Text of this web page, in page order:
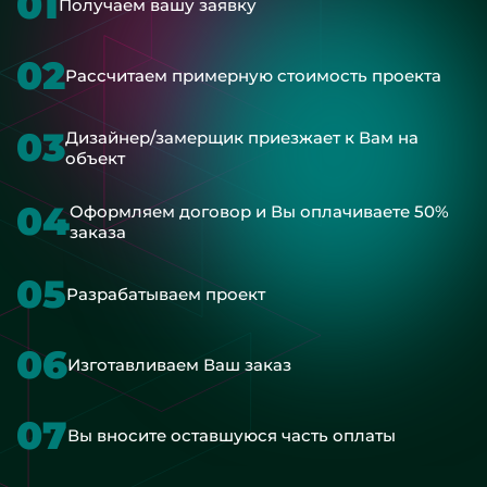
Получаем вашу заявку
02Рассчитаем примерную стоимость проекта
03Дизайнер/замерщик приезжает к Вам на
объект
04Оформляем договор и Вы оплачиваете 50%
заказа
05Разрабатываем проект
06Изготавливаем Ваш заказ
07Вы вносите оставшуюся часть оплаты